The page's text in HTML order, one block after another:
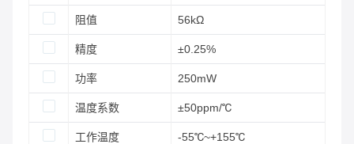
阻值 56kΩ
精度 ±0.25%
功率 250mW
温度系数 ±50ppm/℃
工作温度 -55℃~+155℃